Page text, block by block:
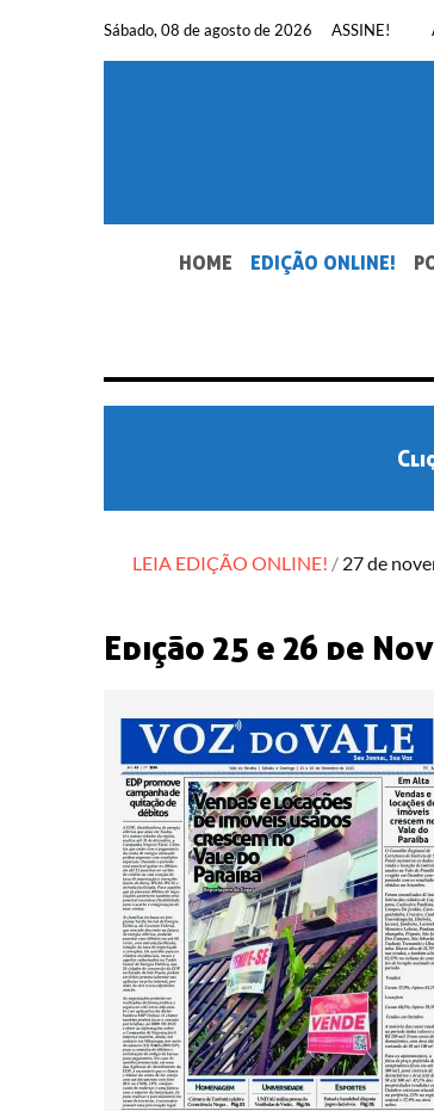
Sábado, 08 de agosto de 2026 ASSINE!
SEU JORNAL, SUA VOZ. DESDE
HOME EDIÇÃO ONLINE!
LEIA EDIÇÃO ONLINE! Posted
27 de
Edição 25 e 26 de